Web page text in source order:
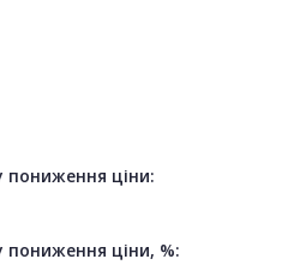
пониження ціни:
пониження ціни, %: